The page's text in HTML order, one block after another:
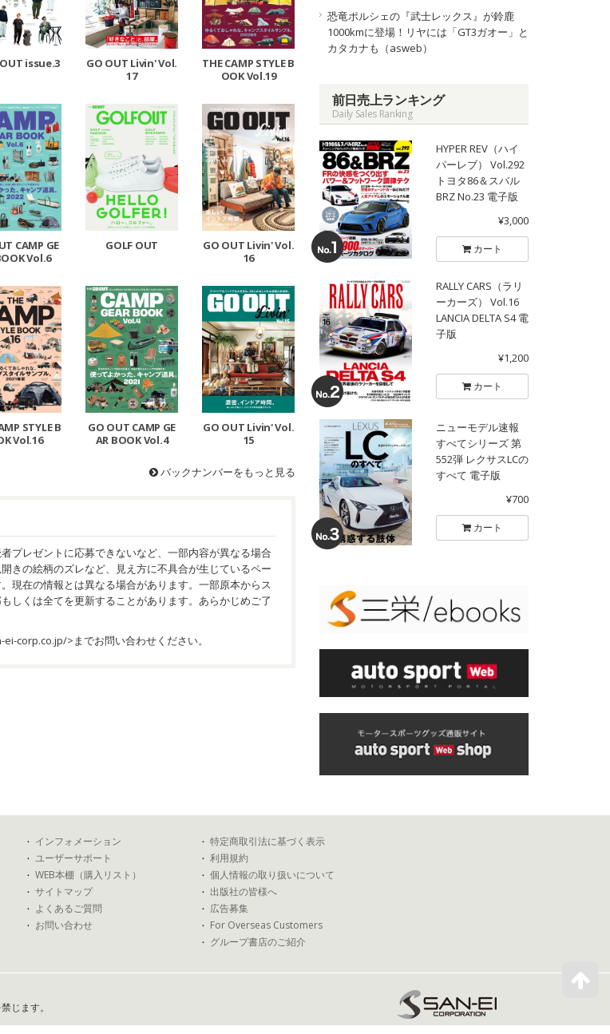
issue.3
GO OUT Livin' Vol.
17
THE CAMP STYLE B
OOK Vol.19
CAMP GE
Vol.6
GOLF OUT
GO OUT Livin' Vol.
16
STYLE B
Vol.16
GO OUT CAMP GE
AR BOOK Vol.4
GO OUT Livin' Vol.
15
バックナンバーをもっと見る
プレゼントに応募できないなど、一部内容が異なる場合
きの絵柄のズレなど、見え方に不具合が生じているペー
現在の情報とは異なる場合があります。一部原本からス
しくは全てを更新することがあります。あらかじめご了
corp.co.jp/>までお問い合わせください。
恐竜ポルシェの『武士レックス』が鈴鹿
1000kmに登場！リヤには「GT3ガオー」と
カタカナも（asweb）
前日売上ランキング
Daily Sales Ranking
HYPER REV（ハイ
パーレブ） Vol.292
トヨタ86＆スバル
BRZ No.23 電子版
¥3,000
カート
RALLY CARS（ラリ
ーカーズ） Vol.16
LANCIA DELTA S4 電
子版
¥1,200
カート
ニューモデル速報
すべてシリーズ 第
552弾 レクサスLCの
すべて 電子版
¥700
カート
インフォメーション
ユーザーサポート
WEB本棚（購入リスト）
サイトマップ
よくあるご質問
お問い合わせ
特定商取引法に基づく表示
利用規約
個人情報の取り扱いについて
出版社の皆様へ
広告募集
For Overseas Customers
グループ書店のご紹介
じます。